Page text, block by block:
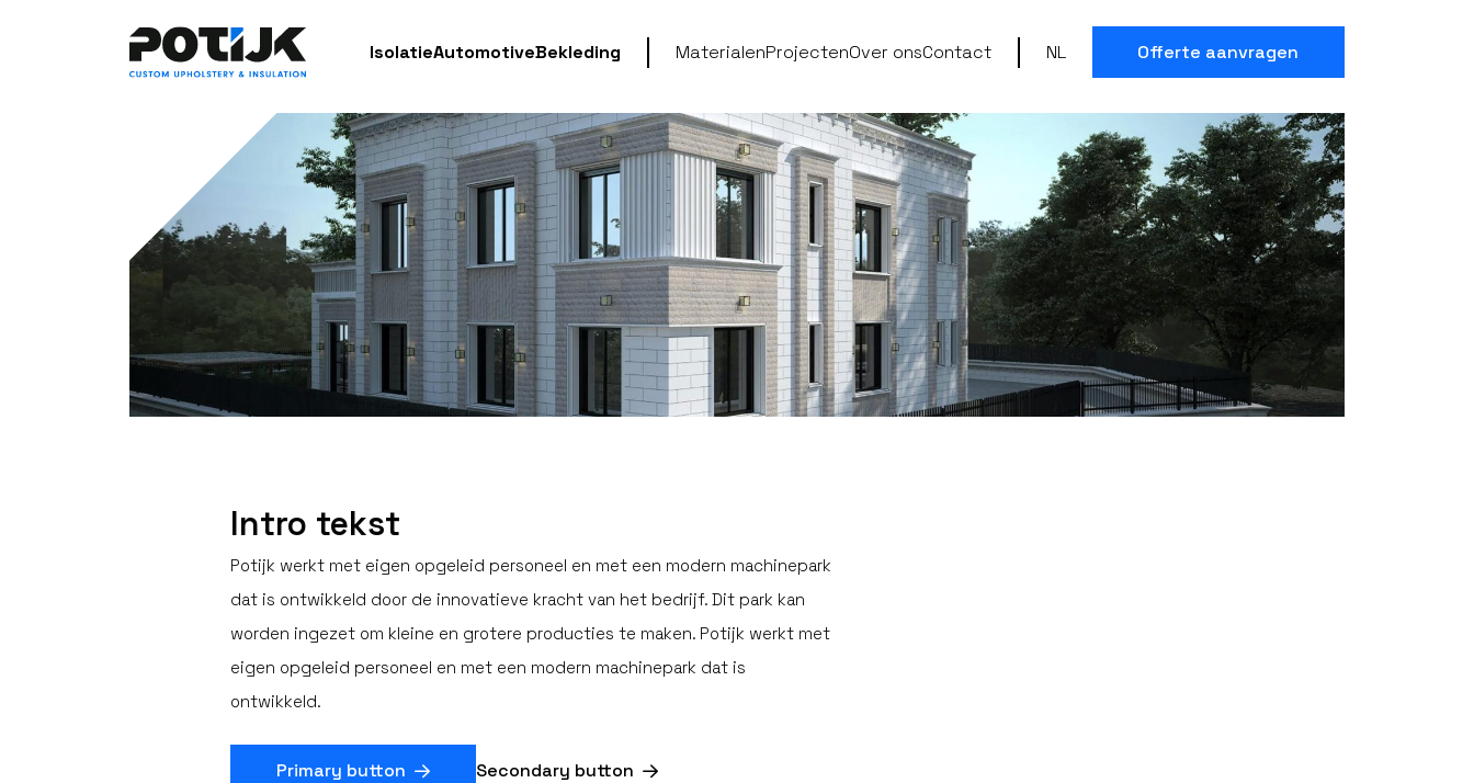
IsolatieAutomotiveBekleding MaterialenProjectenOver onsContact NL Offerte aanvragen
Intro tekst
Potijk werkt met eigen opgeleid personeel en met een modern machinepark
dat is ontwikkeld door de innovatieve kracht van het bedrijf. Dit park kan
worden ingezet om kleine en grotere producties te maken. Potijk werkt met
eigen opgeleid personeel en met een modern machinepark dat is
ontwikkeld.
Primary button Secondary button